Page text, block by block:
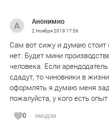
Анонимно
2 Ноября 2019 17:56
Сам вот сижу и думаю стоит
нет. Будет мини
человека. Если
сдадут, то чиновники в
оформлять я думаю меня
пожалуйста, у кого есть
0 эмодзи